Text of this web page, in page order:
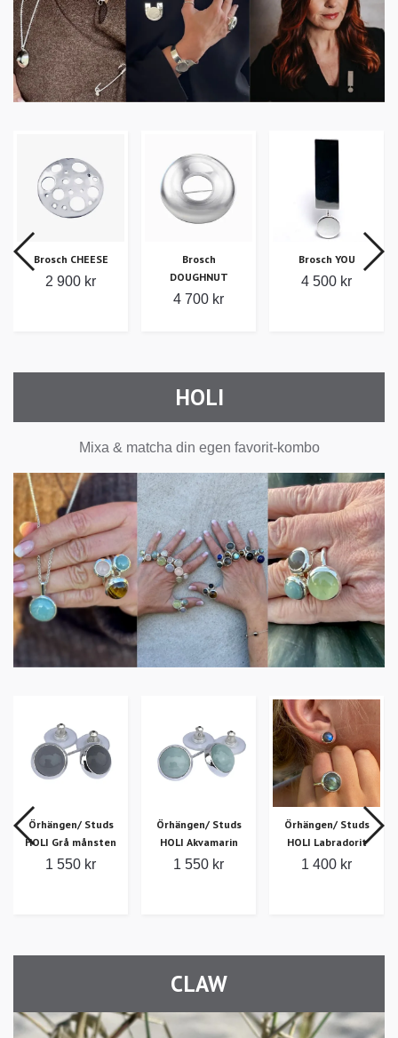
Brosch CHEESE
2 900 kr
Brosch
DOUGHNUT
4 700 kr
Brosch YOU
4 500 kr
HOLI
Mixa & matcha din egen favorit-kombo
Örhängen/ Studs
HOLI Grå månsten
1 550 kr
Örhängen/ Studs
HOLI Akvamarin
1 550 kr
Örhängen/ Studs
HOLI Labradorit
1 400 kr
CLAW